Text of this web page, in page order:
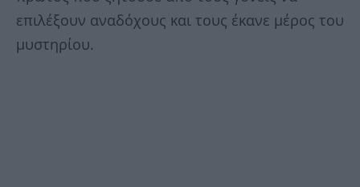
επιλέξουν αναδόχους και τους έκανε μέρος του
μυστηρίου.